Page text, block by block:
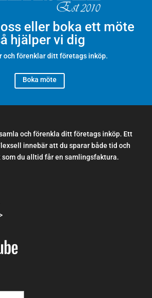
eller boka ett möte
hjälper vi dig
och förenklar ditt företags inköp.
Boka möte
och förenkla ditt företags inköp. Ett
innebär att du sparar både tid och
du alltid får en samlingsfaktura.